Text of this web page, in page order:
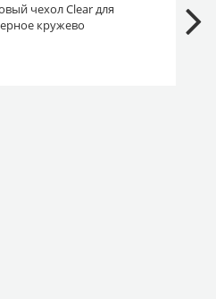
чехол Clear для
кружево